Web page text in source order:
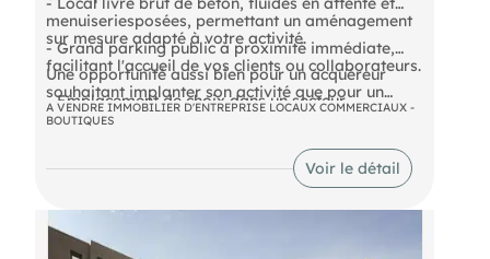
menuiseriesposées, permettant un aménagement
sur mesure adapté à votre activité.
- Grand parking public à proximité immédiate,
facilitant l'accueil de vos clients ou collaborateurs.
- Emplacement de choix dans un secteur
dynamique et en renouvellement, gage de
Une opportunité aussi bien pour un acquéreur
souhaitant implanter son activité que pour un
investisseur à la recherche d'un bien attractif et
facile à louer.
A VENDRE IMMOBILIER D'ENTREPRISE LOCAUX COMMERCIAUX -
BOUTIQUES
Voir le détail